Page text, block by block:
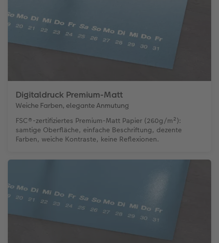
Digitaldruck Premium-Matt
Weiche Farben, elegante Anmutung
FSC®-zertifiziertes Premium-Matt Papier (260g/m²):
samtige Oberfläche, einfache Beschriftung, dezente
Farben, weiche Kontraste, keine Reflexionen.